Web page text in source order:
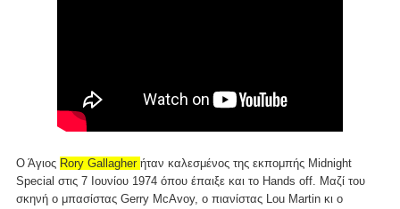
Ο Άγιος Rory Gallagher ήταν καλεσμένος της εκπομπής Midnight
Special στις 7 Ιουνίου 1974 όπου έπαιξε και το Hands off. Μαζί του
σκηνή ο μπασίστας Gerry McAvoy, ο πιανίστας Lou Martin κι ο